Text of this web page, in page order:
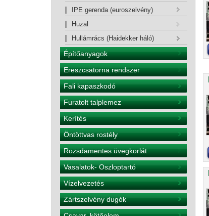
IPE gerenda (euroszelvény)
Huzal
Hullámrács (Haidekker háló)
Építőanyagok
Ereszcsatorna rendszer
Fali kapaszkodó
Furatolt talplemez
Kerítés
Öntöttvas rostély
Rozsdamentes üvegkorlát
Vasalatok- Oszloptartó
Vízelvezetés
Zártszelvény dugók